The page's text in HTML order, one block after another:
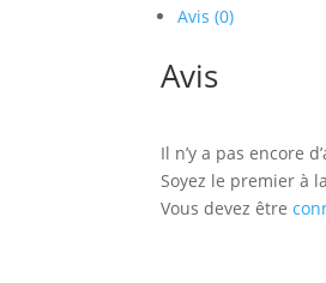
Avis (0)
Avis
Il n’y a pas encore
Soyez le premier à
Vous devez être